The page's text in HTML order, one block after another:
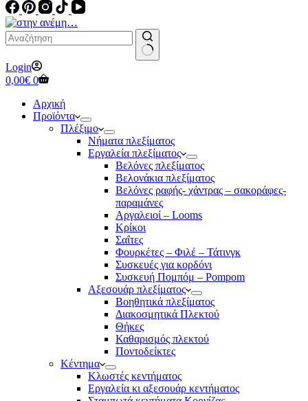
No
results
Login
Καλάθι
0,00€ 0
Αρχική
Προϊόντα
Πλέξιμο
Νήματα πλεξίματος
Εργαλεία πλεξίματος
Βελόνες πλεξίματος
Βελονάκια πλεξίματος
Βελόνες ραφής- χάντρας – σακοράφες-
παραμάνες
Αργαλειοί – Looms
Κρίκοι
Σαΐτες
Φουρκέτες – Φιλέ – Τάτινγκ
Συσκευές για κορδόνι
Συσκευή Πομπόμ – Pompom
Αξεσουάρ πλεξίματος
Βοηθητικά πλεξίματος
Διακοσμητικά Πλεκτού
Θήκες
Καθαρισμός πλεκτού
Ποντοδείκτες
Κέντημα
Κλωστές κεντήματος
Eργαλεία κι αξεσουάρ κεντήματος